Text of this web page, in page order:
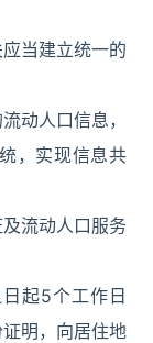
当建立统一的
动人口信息，
，实现信息共
流动人口服务
起5个工作日
明，向居住地